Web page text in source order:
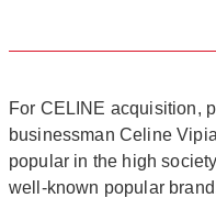
For CELINE acquisition,
businessman Celine
popular in the high
well-known popular